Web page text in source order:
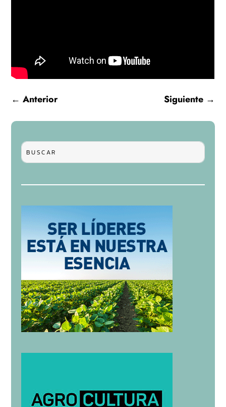
←Anterior Siguiente→